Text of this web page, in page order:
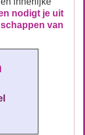
nodigt je uit
van